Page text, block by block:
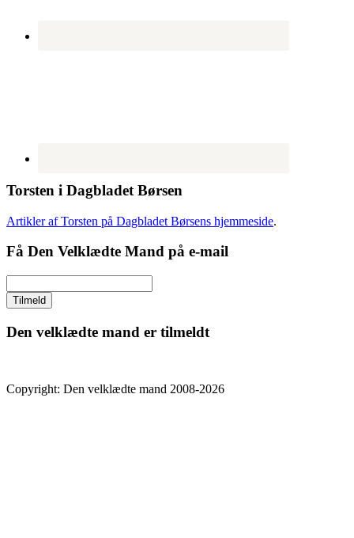
Torsten i Dagbladet Børsen
Artikler af Torsten på Dagbladet Børsens hjemmeside.
Få Den Velklædte Mand på e-mail
Den velklædte mand er tilmeldt
Copyright: Den velklædte mand 2008-2026